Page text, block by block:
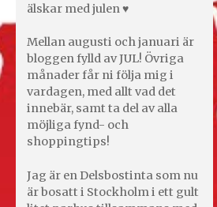
älskar med julen ♥
Mellan augusti och januari är
bloggen fylld av JUL! Övriga
månader får ni följa mig i
vardagen, med allt vad det
innebär, samt ta del av alla
möjliga fynd- och
shoppingtips!
Jag är en Delsbostinta som nu
är bosatt i Stockholm i ett gult